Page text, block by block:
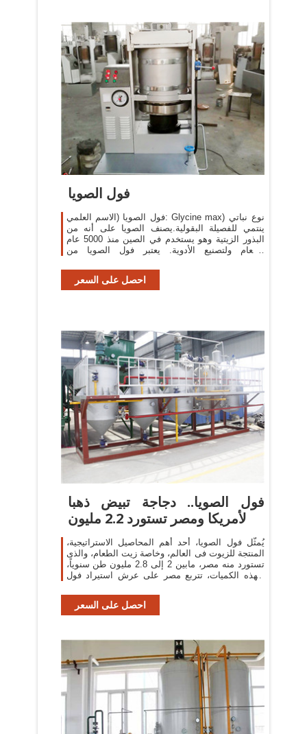
فول الصويا
فول الصويا (الاسم العلمي: Glycine max) نوع نباتي
ينتمي للفصيلة البقولية.يصنف الصويا على أنه من
البذور الزيتية وهو يستخدم في الصين منذ 5000 عام
كطعام ولتصنيع الأدوية. يعتبر فول الصويا من
احصل على السعر
فول الصويا.. دجاجة تبيض ذهبا
لأمريكا ومصر تستورد 2.2 مليون
يُمثّل فول الصويا، أحد أهم المحاصيل الاستراتيجية،
المنتجة للزيوت فى العالم، وخاصة زيت الطعام، والذى
تستورد منه مصر، مابين 2 إلى 2.8 مليون طن سنوياً،
وبهذه الكميات، تتربع مصر على عرش استيراد فول
احصل على السعر